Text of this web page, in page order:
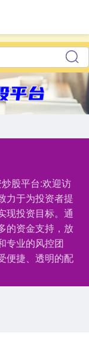
股平台:欢迎访
力于为投资者提
现投资目标。通
的资金支持，放
专业的风控团
便捷、透明的配